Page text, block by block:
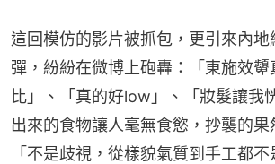
這回模仿的影片被抓包，更引來內地
彈，紛紛在微博上砲轟：「東施效顰
比」、「真的好low」、「妝髮讓我
出來的食物讓人毫無食慾，抄襲的果
「不是歧視，從樣貌氣質到手工都不